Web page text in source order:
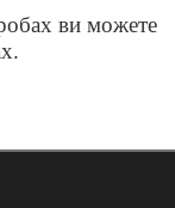
ви можете